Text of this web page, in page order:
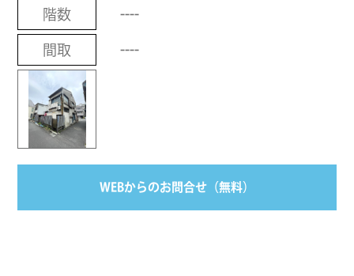
階数 ----
間取 ----
WEBからのお問合せ（無料）